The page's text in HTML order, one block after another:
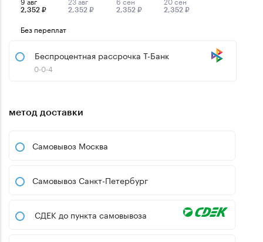
2,352 ₽ 2,352 ₽ 2,352 ₽ 2,352 ₽
Без переплат
Беспроцентная рассрочка Т-Банк
0-0-4
метод доставки
Самовывоз Москва
Самовывоз Санкт-Петербург
СДЕК до пункта самовывоза